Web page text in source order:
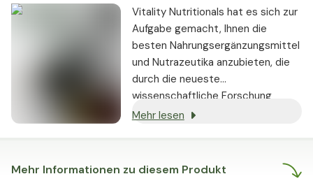
Mehr Informationen zu diesem Produkt
Vitality Nutritionals hat es sich zur
Aufgabe gemacht, Ihnen die
besten Nahrungsergänzungsmittel
und Nutrazeutika anzubieten, die
durch die neueste
wissenschaftliche Forschung
gestützt werden und nachweislich
Mehr lesen